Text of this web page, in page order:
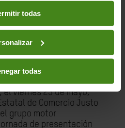
Política de Cookies
a continuación:
todas
todas
positivo en el
a través de la
fruta fresca a un
a las personas
agrícolas.
elviernes 23 de mayo,
de Comercio Justo
grupo motor
de presentación